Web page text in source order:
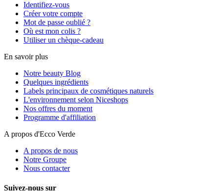
Identifiez-vous
Créer votre compte
Mot de passe oublié ?
Où est mon colis ?
Utiliser un chèque-cadeau
En savoir plus
Notre beauty Blog
Quelques ingrédients
Labels principaux de cosmétiques naturels
L'environnement selon Niceshops
Nos offres du moment
Programme d'affiliation
A propos d'Ecco Verde
A propos de nous
Notre Groupe
Nous contacter
Suivez-nous sur